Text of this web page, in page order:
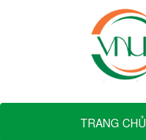
TRANG CHỦ